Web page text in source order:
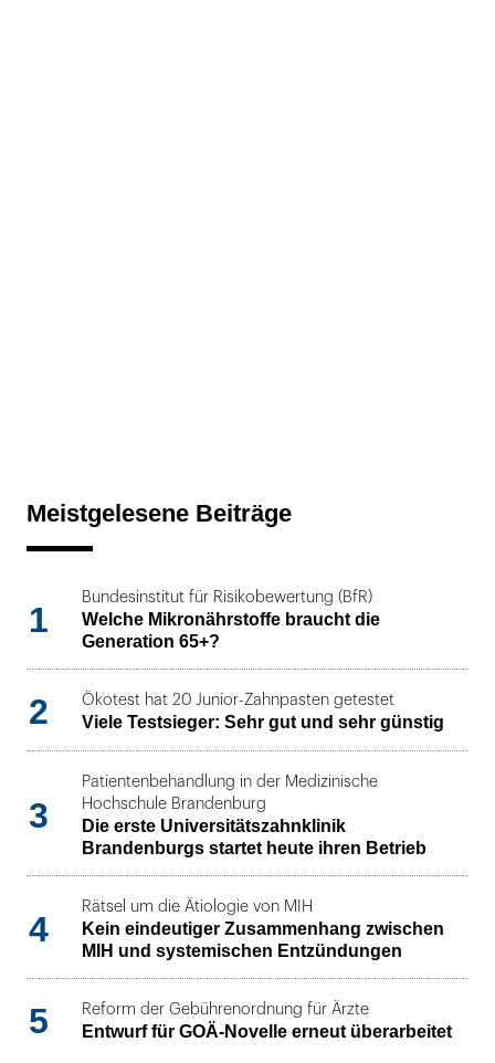
Meistgelesene Beiträge
1
Bundesinstitut für Risikobewertung (BfR)
Welche Mikronährstoffe braucht die
Generation 65+?
2 Ökotest hat 20 Junior-Zahnpasten getestet
Viele Testsieger: Sehr gut und sehr günstig
3
Patientenbehandlung in der Medizinische
Hochschule Brandenburg
Die erste Universitätszahnklinik
Brandenburgs startet heute ihren Betrieb
4
Rätsel um die Ätiologie von MIH
Kein eindeutiger Zusammenhang zwischen
MIH und systemischen Entzündungen
5 Reform der Gebührenordnung für Ärzte
Entwurf für GOÄ-Novelle erneut überarbeitet